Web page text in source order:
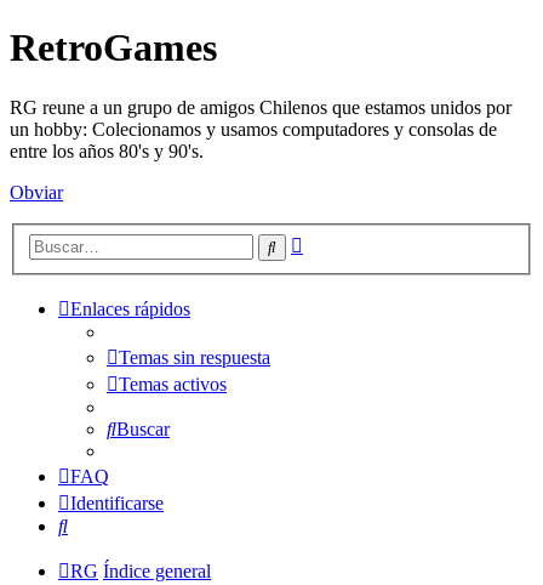
RetroGames
RG reune a un grupo de amigos Chilenos que estamos unidos por
un hobby: Colecionamos y usamos computadores y consolas de
entre los años 80's y 90's.
Obviar
Buscar
Enlaces rápidos
Temas sin respuesta
Temas activos
Buscar
FAQ
Identificarse
Buscar
RG Índice general